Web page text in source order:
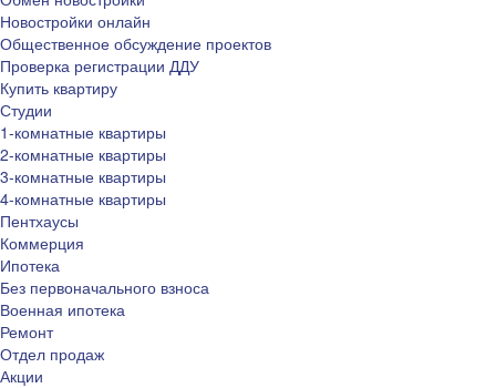
Новостройки онлайн
Общественное обсуждение проектов
Проверка регистрации ДДУ
Купить квартиру
Студии
1-комнатные квартиры
2-комнатные квартиры
3-комнатные квартиры
4-комнатные квартиры
Пентхаусы
Коммерция
Ипотека
Без первоначального взноса
Военная ипотека
Ремонт
Отдел продаж
Акции